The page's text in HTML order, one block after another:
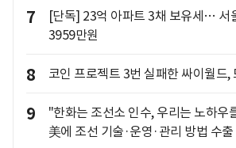
7
[단독] 23억 아파트 3채 보유세… 서
3959만원
8 코인 프로젝트 3번 실패한 싸이월드,
9
"한화는 조선소 인수, 우리는 노하
美에 조선 기술·운영·관리 방법 수출